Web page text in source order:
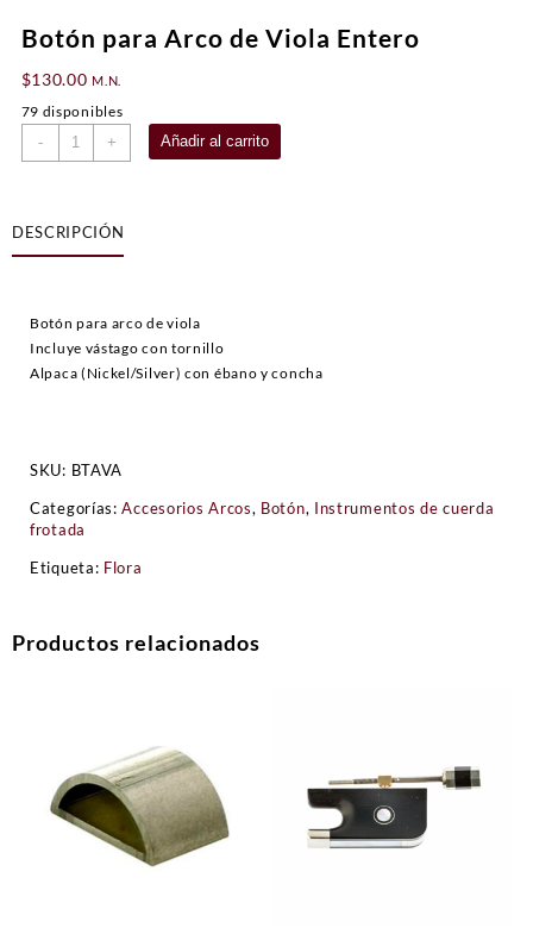
Botón para Arco de Viola Entero
$130.00 M.N.
79 disponibles
-
Botón
para
Viola
Entero
+ Añadir al carrito
DESCRIPCIÓN
Botón para arco de viola
Incluye vástago con tornillo
Alpaca (Nickel/Silver) con ébano y concha
SKU: BTAVA
Categorías:Accesorios Arcos, Botón, Instrumentos de cuerda
frotada
Etiqueta: Flora
Productos relacionados